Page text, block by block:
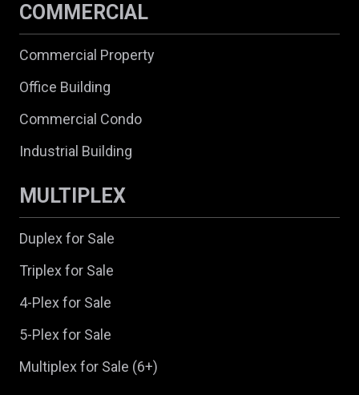
COMMERCIAL
Commercial Property
Office Building
Commercial Condo
Industrial Building
MULTIPLEX
Duplex for Sale
Triplex for Sale
4-Plex for Sale
5-Plex for Sale
Multiplex for Sale (6+)